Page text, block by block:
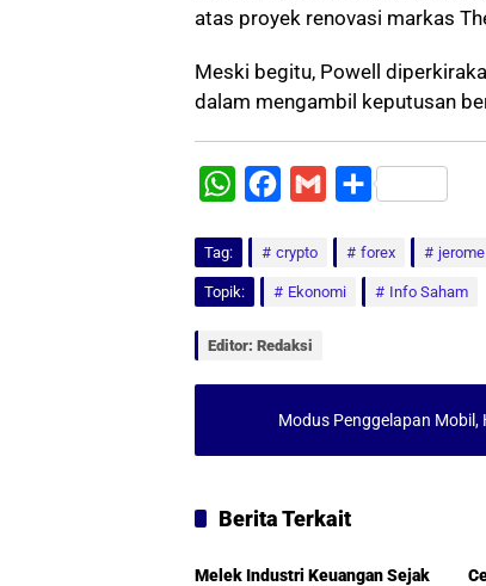
atas proyek renovasi markas
Meski begitu, Powell
dalam mengambil keputusan
W
t
c
e
k
i
S
a
r
Tag: crypto forex
Topik: Ekonomi Info Saham
Editor: Redaksi
Modus Penggelapan Mobil,
Berita Terkait
Pasar Saham
Melek Industri Keuangan Sejak